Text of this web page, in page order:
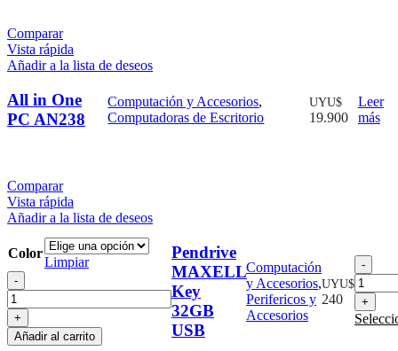
Comparar
Vista rápida
Añadir a la lista de deseos
All in One
PC AN238
Computación y Accesorios,
Computadoras de Escritorio
UYU$
19.900
Leer
más
Comparar
Vista rápida
Añadir a la lista de deseos
Color
Limpiar
Pendrive
MAXELL
Key
32GB
USB
Añadir al carrito
Pendrive
MAXELL
Key
32GB
USB
Computación
y Accesorios,
Perifericos y
Accesorios
UYU$
240
Key